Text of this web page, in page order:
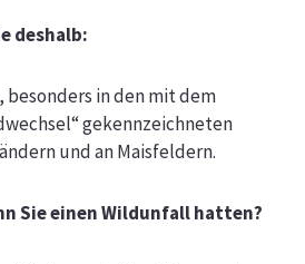
deshalb:
besonders in den mit dem
gekennzeichneten
und an Maisfeldern.
Sie einen Wildunfall hatten?